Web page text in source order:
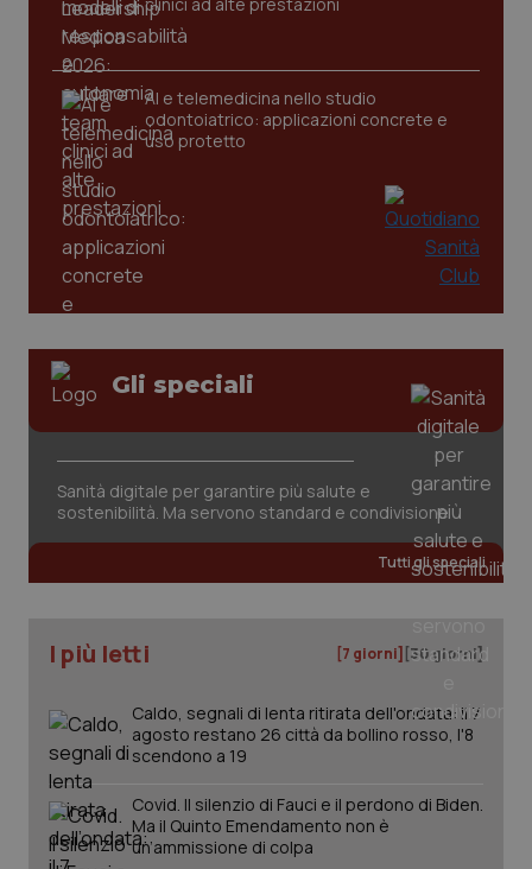
AI e telemedicina nello studio
odontoiatrico: applicazioni concrete e
uso protetto
Gli speciali
Sanità digitale per garantire più salute e
sostenibilità. Ma servono standard e condivisione
Tutti gli speciali
I più letti [7 giorni] [30 giorni]
Caldo, segnali di lenta ritirata dell'ondata: il 7
agosto restano 26 città da bollino rosso, l'8
scendono a 19
Covid. Il silenzio di Fauci e il perdono di Biden.
Ma il Quinto Emendamento non è
un’ammissione di colpa
CookieScriptConsent
CookieScript
5
tracking-sites-ironfish-
session-id